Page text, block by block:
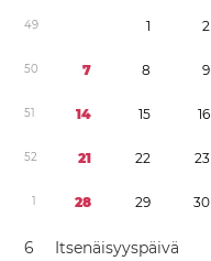
49 1 2
50 7 8 9
51 14 15 16
52 21 22 23
1 28 29 30
6
Itsenäisyyspäivä